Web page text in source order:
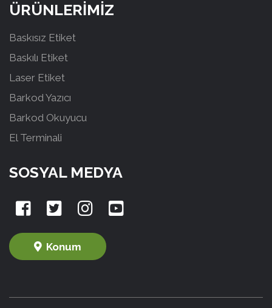
ÜRÜNLERİMİZ
Baskısız Etiket
Baskılı Etiket
Laser Etiket
Barkod Yazıcı
Barkod Okuyucu
El Terminali
SOSYAL MEDYA
Konum